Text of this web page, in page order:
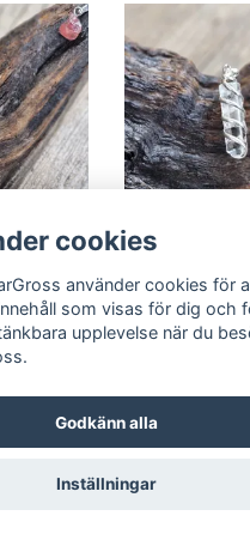
pris Logga in
cookies
använder cookies för
som visas för dig och
upplevelse när du
Godkänn alla
Inställningar